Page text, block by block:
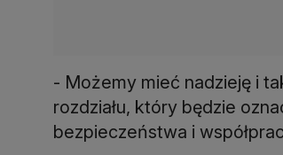
- Możemy mieć nadzieję i
rozdziału, który będzie
bezpieczeństwa i